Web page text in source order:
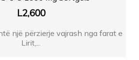
L2,600
një përzierje vajrash nga farat e
Lirit,...